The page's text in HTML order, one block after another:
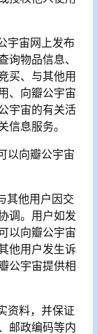
宙网上发布
询物品信息、
买、与其他用
、向瓣公宇宙
宇宙的有关活
信息服务。
向瓣公宇宙
他用户因交
调。用户如发
以向瓣公宇宙
他用户发生诉
公宇宙提供相
料，并保证
邮政编码等内